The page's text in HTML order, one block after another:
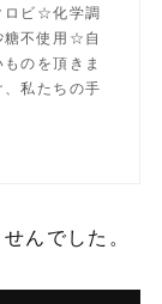
ビ☆化学調
不使用☆自
のを頂きま
私たちの手
んでした。